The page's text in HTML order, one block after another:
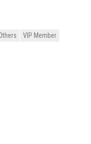
VIP Member